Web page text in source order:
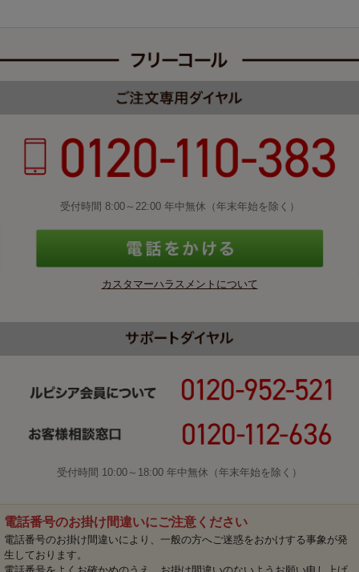
受付時間 8:00～22:00 年中無休（年末年始を除く）
カスタマーハラスメントについて
受付時間 10:00～18:00 年中無休（年末年始を除く）
電話番号のお掛け間違いにご注意ください
電話番号のお掛け間違いにより、一般の方へご迷惑をおかけする事象が発
生しております。